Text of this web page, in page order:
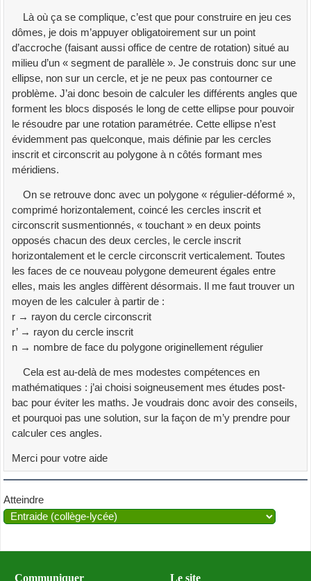
Là où ça se complique, c’est que pour construire en jeu ces
dômes, je dois m’appuyer obligatoirement sur un point
d’accroche (faisant aussi office de centre de rotation) situé au
milieu d’un « segment de parallèle ». Je construis donc sur une
ellipse, non sur un cercle, et je ne peux pas contourner ce
problème. J’ai donc besoin de calculer les différents angles que
forment les blocs disposés le long de cette ellipse pour pouvoir
le résoudre par une rotation paramétrée. Cette ellipse n’est
évidemment pas quelconque, mais définie par les cercles
inscrit et circonscrit au polygone à n côtés formant mes
méridiens.
On se retrouve donc avec un polygone « régulier-déformé »,
comprimé horizontalement, coincé les cercles inscrit et
circonscrit susmentionnés, « touchant » en deux points
opposés chacun des deux cercles, le cercle inscrit
horizontalement et le cercle circonscrit verticalement. Toutes
les faces de ce nouveau polygone demeurent égales entre
elles, mais les angles diffèrent désormais. Il me faut trouver un
moyen de les calculer à partir de :
r → rayon du cercle circonscrit
r’ → rayon du cercle inscrit
n → nombre de face du polygone originellement régulier
Cela est au-delà de mes modestes compétences en
mathématiques : j’ai choisi soigneusement mes études post-
bac pour éviter les maths. Je voudrais donc avoir des conseils,
et pourquoi pas une solution, sur la façon de m’y prendre pour
calculer ces angles.
Merci pour votre aide
Atteindre
Communiquer Le site